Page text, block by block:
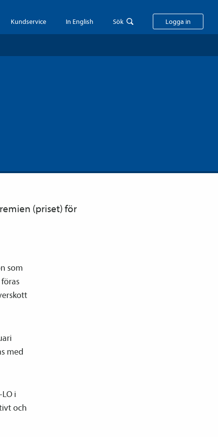
Kundservice In English Sök Logga in
(priset) för
som
med
i
och